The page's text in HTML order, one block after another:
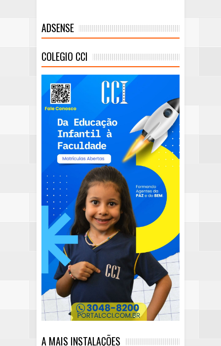
ADSENSE
COLEGIO CCI
A MAIS INSTALAÇÕES